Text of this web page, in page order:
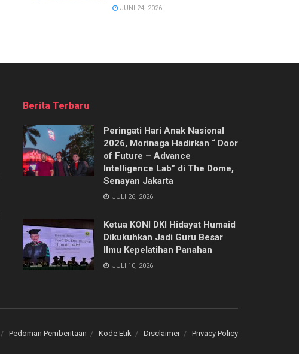
JUNI 24, 2026
Berita Terbaru
Peringati Hari Anak Nasional
2026, Morinaga Hadirkan “ Door
of Future – Advance
Intelligence Lab” di The Dome,
Senayan Jakarta
JULI 26, 2026
Ketua KONI DKI Hidayat Humaid
Dikukuhkan Jadi Guru Besar
Ilmu Kepelatihan Panahan
JULI 10, 2026
Pedoman Pemberitaan Kode Etik Disclaimer Privacy Policy